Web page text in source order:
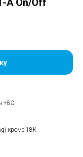
A On/Off
+8С
кроме 18К